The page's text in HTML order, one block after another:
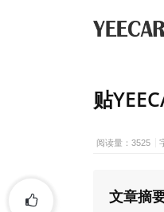
贴
阅读量：3525
文章摘